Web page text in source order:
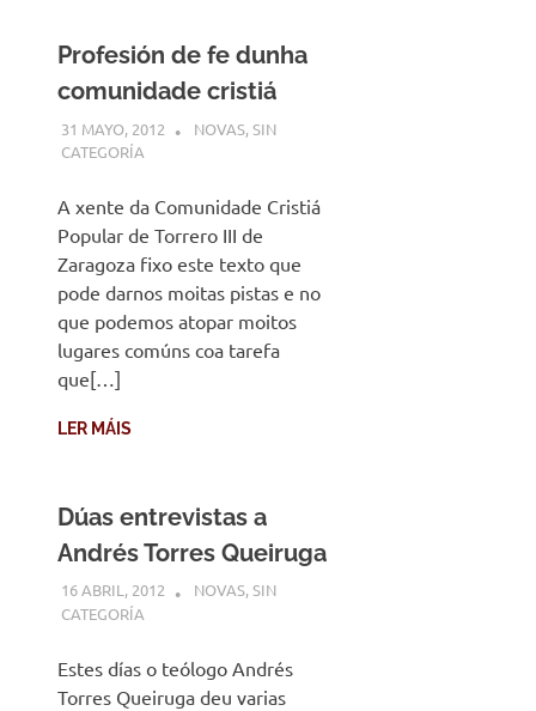
Profesión de fe dunha
comunidade cristiá
31 MAYO, 2012 DESARROLLO
NOVAS,SIN
CATEGORÍA
A xente da Comunidade Cristiá
Popular de Torrero III de
Zaragoza fixo este texto que
pode darnos moitas pistas e no
que podemos atopar moitos
lugares comúns coa tarefa
que[…]
LER MÁIS
Dúas entrevistas a
Andrés Torres Queiruga
16 ABRIL, 2012 DESARROLLO
NOVAS,SIN
CATEGORÍA
Estes días o teólogo Andrés
Torres Queiruga deu varias